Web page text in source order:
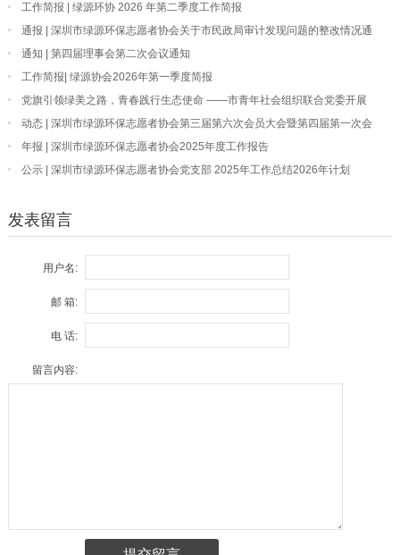
工作简报 | 绿源环协 2026 年第二季度工作简报
通报 | 深圳市绿源环保志愿者协会关于市民政局审计发现问题的整改情况通
报
通知 | 第四届理事会第二次会议通知
工作简报| 绿源协会2026年第一季度简报
党旗引领绿美之路，青春践行生态使命 ——市青年社会组织联合党委开展
“我为深圳种棵树”主题党日活动
动态 | 深圳市绿源环保志愿者协会第三届第六次会员大会暨第四届第一次会
员大会顺利召开
年报 | 深圳市绿源环保志愿者协会2025年度工作报告
公示 | 深圳市绿源环保志愿者协会党支部 2025年工作总结2026年计划
发表留言
用户名:
邮 箱:
电 话:
留言内容: